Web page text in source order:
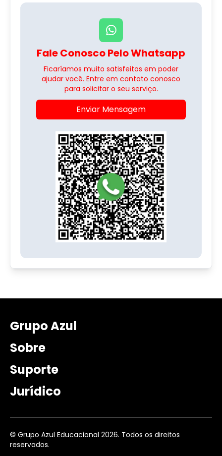
Fale Conosco Pelo Whatsapp
Ficaríamos muito satisfeitos em poder
ajudar você. Entre em contato conosco
para solicitar o seu serviço.
Enviar Mensagem
Grupo Azul
Sobre
Suporte
Jurídico
© Grupo Azul Educacional 2026. Todos os direitos
reservados.